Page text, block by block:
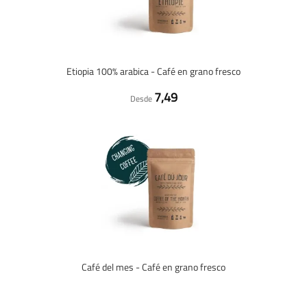
Etiopia 100% arabica - Café en grano fresco
Desde 7,49
Café del mes - Café en grano fresco